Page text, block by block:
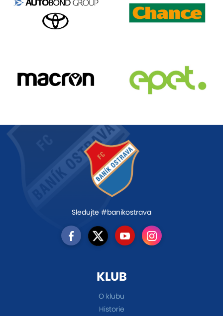
Sledujte #banikostrava
KLUB
O klubu
Historie